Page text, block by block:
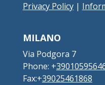
Privacy Policy|
MILANO
Via Podgora 7
Phone: +
Fax:+39025461868